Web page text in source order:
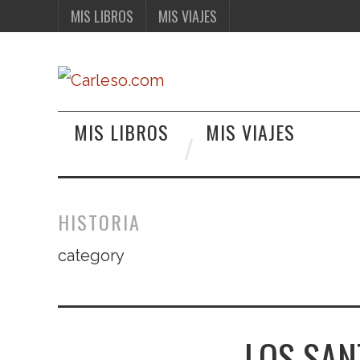
MIS LIBROS MIS VIAJES
MIS LIBROS MIS VIAJES
HISTORIA
category